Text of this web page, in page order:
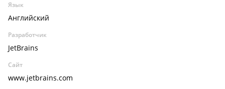
Язык
Английский
Разработчик
JetBrains
Сайт
www.jetbrains.com